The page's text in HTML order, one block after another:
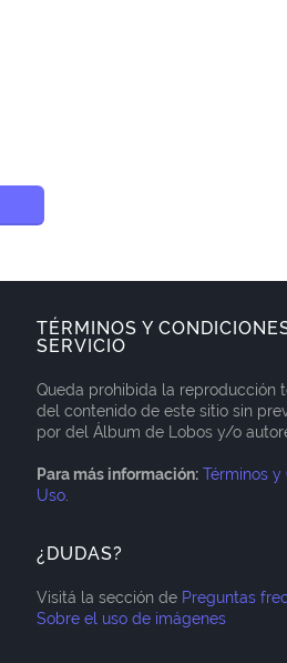
TÉRMINOS Y
SERVICIO
Queda prohibida la reproducción
del contenido de este sitio sin
por del Álbum de Lobos y/o
Para más información: Términos
Uso
¿DUDAS?
Visitá la sección de Preguntas
Sobre el uso de imágenes